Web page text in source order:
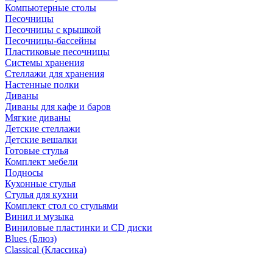
Компьютерные столы
Песочницы
Песочницы с крышкой
Песочницы-бассейны
Пластиковые песочницы
Системы хранения
Стеллажи для хранения
Настенные полки
Диваны
Диваны для кафе и баров
Мягкие диваны
Детские стеллажи
Детские вешалки
Готовые стулья
Комплект мебели
Подносы
Кухонные стулья
Стулья для кухни
Комплект стол со стульями
Винил и музыка
Виниловые пластинки и CD диски
Blues (Блюз)
Classical (Классика)